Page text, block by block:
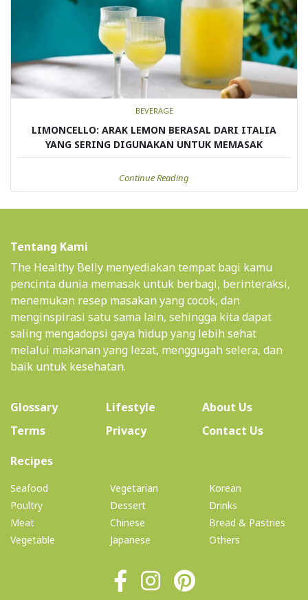
BEVERAGE
LIMONCELLO: ARAK LEMON BERASAL DARI ITALIA
YANG SERING DIGUNAKAN UNTUK MEMASAK
Continue Reading
Tentang Kami
The Healthy Belly menyediakan tempat bagi kamu
pencinta dunia memasak untuk berbagi, berinteraksi,
menemukan resep masakan yang cocok, dan
menginspirasi satu sama lain, sehingga kita dapat
saling mengadopsi gaya hidup yang lebih sehat
melalui makanan yang lezat, menggugah selera, dan
baik untuk kesehatan.
Glossary Lifestyle About Us(current)
Terms
Privacy
Contact Us
Recipes(current)
Seafood
Poultry
Meat
Vegetable
Vegetarian
Dessert
Chinese
Japanese
Korean
Drinks
Bread & Pastries
Others